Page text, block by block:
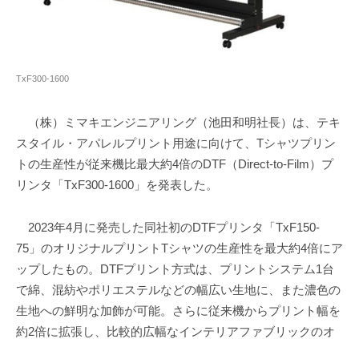
TxF300-1600
（株）ミマキエンジニアリング（池田和明社長）は、テキ
スタイル・アパレルプリント用途に向けて、Tシャツプリン
トの生産性が従来機比最大約4倍のDTF（Direct-to-Film）プ
リンタ「TxF300-1600」を発表した。
2023年4月に発売した同社初のDTFプリンタ「TxF150-
75」のオリジナルプリントTシャツの生産性を最大約4倍にア
ップしたもの。DTFプリント方式は、プリントシステム1台
で綿、混紡やポリエステルなどの幅広い生地に、また濃色の
生地への鮮明な加飾が可能。さらに従来機からプリント幅を
約2倍に拡張し、比較的広幅なインテリアファブリックのオ